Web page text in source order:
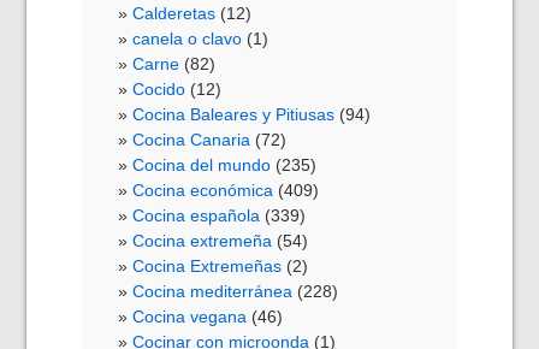
Calderetas (12)
canela o clavo (1)
Carne (82)
Cocido (12)
Cocina Baleares y Pitiusas (94)
Cocina Canaria (72)
Cocina del mundo (235)
Cocina económica (409)
Cocina española (339)
Cocina extremeña (54)
Cocina Extremeñas (2)
Cocina mediterránea (228)
Cocina vegana (46)
Cocinar con microonda (1)